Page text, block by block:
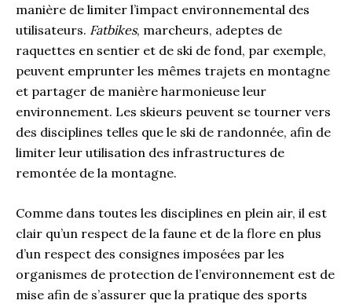
manière de limiter l’impact environnemental des
utilisateurs. Fatbikes, marcheurs, adeptes de
raquettes en sentier et de ski de fond, par exemple,
peuvent emprunter les mêmes trajets en montagne
et partager de manière harmonieuse leur
environnement. Les skieurs peuvent se tourner vers
des disciplines telles que le ski de randonnée, afin de
limiter leur utilisation des infrastructures de
remontée de la montagne.
Comme dans toutes les disciplines en plein air, il est
clair qu’un respect de la faune et de la flore en plus
d’un respect des consignes imposées par les
organismes de protection de l’environnement est de
mise afin de s’assurer que la pratique des sports